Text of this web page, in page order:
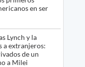
en ser
Lynch y la
a extranjeros:
de un
a Milei